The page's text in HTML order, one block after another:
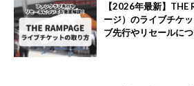
【2026年最新】THE
ージ）のライブチケ
ブ先行やリセールに